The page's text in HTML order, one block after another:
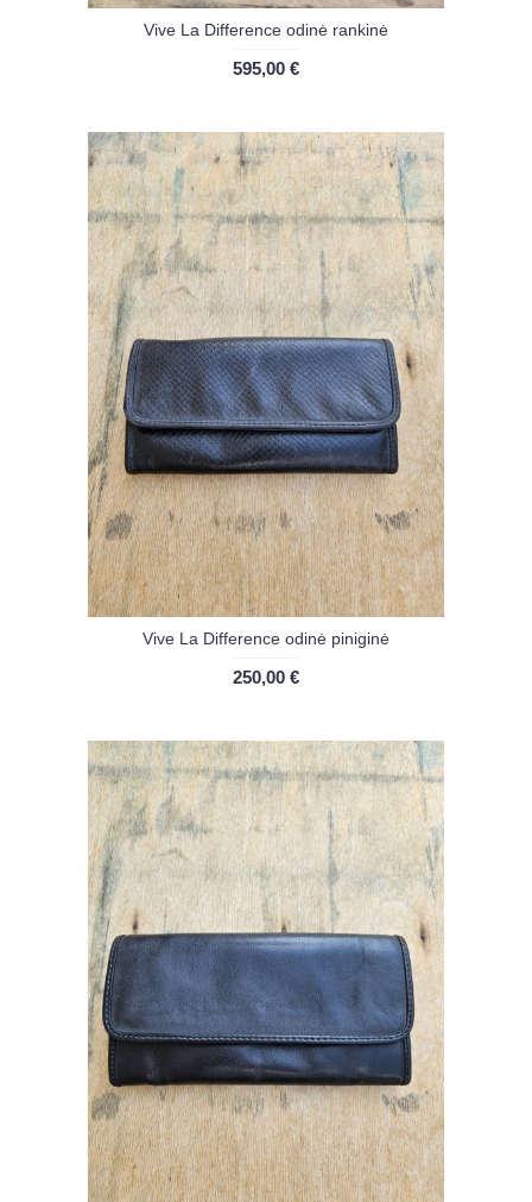
Vive La Difference odinė rankinė
595,00 €
Vive La Difference odinė piniginė
250,00 €